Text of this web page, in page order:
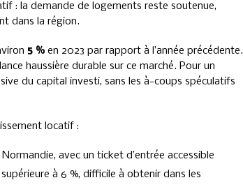
: la demande de logements reste soutenue,
dans la région.
5 % en 2023 par rapport à l’année précédente.
haussière durable sur ce marché. Pour un
du capital investi, sans les à-coups spéculatifs
locatif :
avec un ticket d’entrée accessible
à 6 %, difficile à obtenir dans les